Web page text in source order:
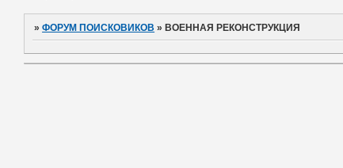
»ФОРУМ ПОИСКОВИКОВ » ВОЕННАЯ РЕКОНСТРУКЦИЯ